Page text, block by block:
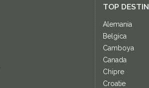
TOP
Alemania
Belgica
Camboya
Canada
Chipre
Croatie